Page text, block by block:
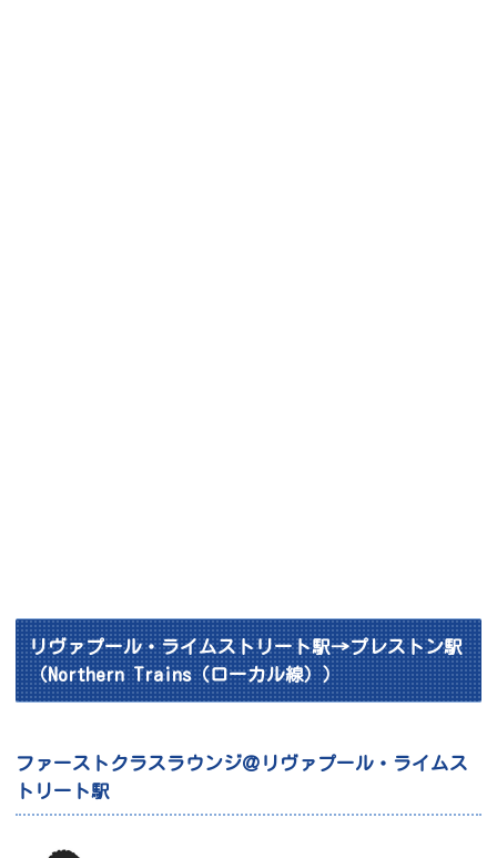
リヴァプール・ライムストリート駅→プレストン駅
（Northern Trains（ローカル線））
ファーストクラスラウンジ＠リヴァプール・ライムス
トリート駅